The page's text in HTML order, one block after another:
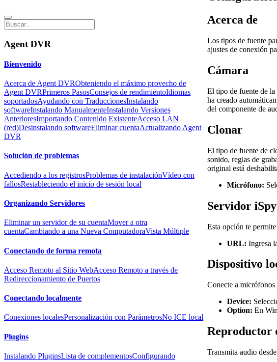
Acerca de
Los tipos de fuente
ajustes de conexión
Cámara
El tipo de fuente de
ha creado
del componente de
Clonar
El tipo de fuente de
sonido, reglas de
original está
Micrófono:
Servidor iSpy
Esta opción te
URL: Ingresa
Dispositivo
Conecte a
Device:
Option: En
Reproductor
Transmita audio
Agent DVR
Bienvenido
Acerca de Agent DVRObteniendo el máximo provecho de
Agent DVRPrimeros PasosConsejos de rendimientoIdiomas
soportadosAyudando con TraduccionesInstalando
softwareInstalando ManualmenteInstalando Versiones
AnterioresImportando Contenido ExistenteAcceso LAN
(red)Desinstalando softwareEliminar cuentaActualizando Agent
DVR
Solución de problemas
Accediendo a los registrosProblemas de instalaciónVídeo con
fallosRestableciendo el inicio de sesión local
Organizando Servidores
Eliminar un servidor de su cuentaMover a otra
cuentaCambiando a una Nueva ComputadoraVista Múltiple
Conectando de forma remota
Acceso Remoto al Sitio WebAcceso Remoto a través de
Redireccionamiento de Puertos
Conectando localmente
Conexiones localesPersonalización con ParámetrosNo ICE local
Plugins
Instalando PluginsLista de complementosConfigurando